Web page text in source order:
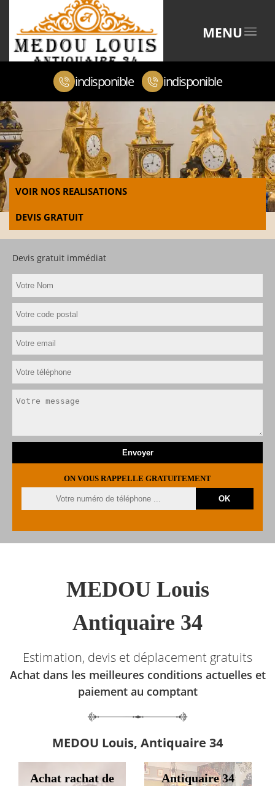
MENU
indisponible indisponible
VOIR NOS REALISATIONS
DEVIS GRATUIT
Devis gratuit immédiat
ON VOUS RAPPELLE GRATUITEMENT
MEDOU Louis
Antiquaire 34
Estimation, devis et déplacement gratuits
Achat dans les meilleures conditions actuelles et
paiement au comptant
MEDOU Louis, Antiquaire 34
Achat rachat de
Antiquaire 34